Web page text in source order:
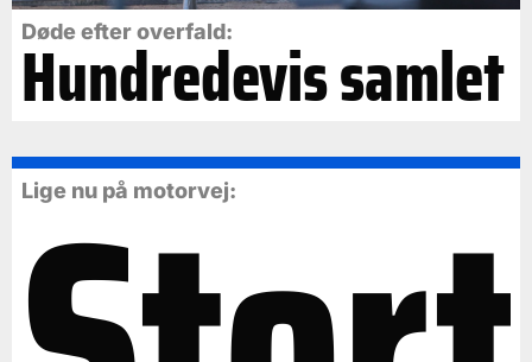
Døde efter overfald:
Hundredevis samlet
Lige nu på motorvej: